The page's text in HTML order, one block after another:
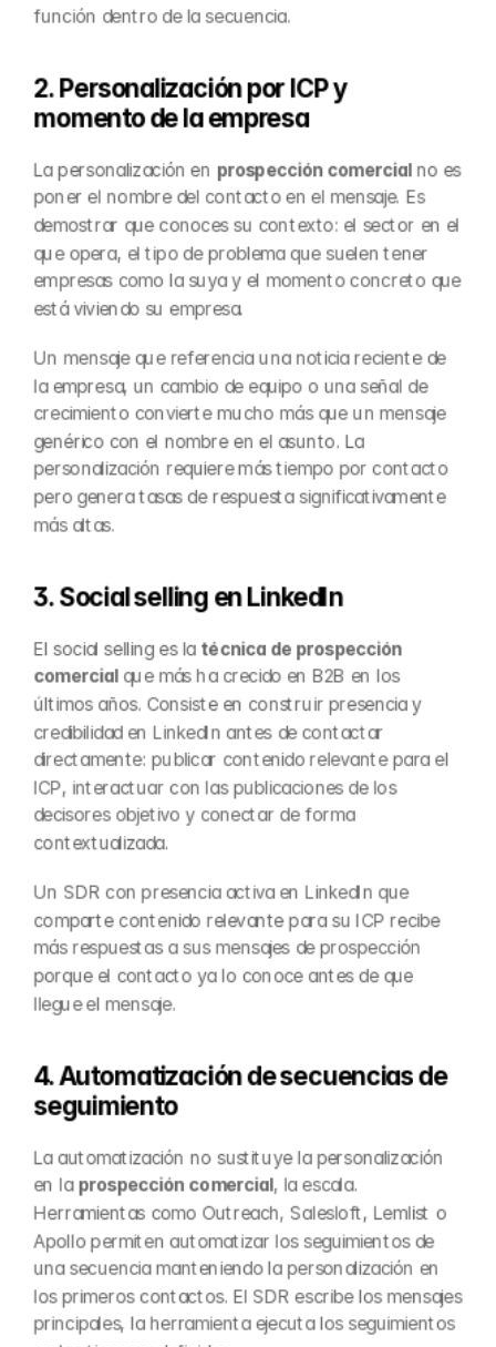
función dentro de la secuencia.
2. Personalización por ICP y
momento de la empresa
La personalización en prospección comercial no es
poner el nombre del contacto en el mensaje. Es
demostrar que conoces su contexto: el sector en el
que opera, el tipo de problema que suelen tener
empresas como la suya y el momento concreto que
está viviendo su empresa.
Un mensaje que referencia una noticia reciente de
la empresa, un cambio de equipo o una señal de
crecimiento convierte mucho más que un mensaje
genérico con el nombre en el asunto. La
personalización requiere más tiempo por contacto
pero genera tasas de respuesta significativamente
más altas.
3. Social selling en LinkedIn
El social selling es la técnica de prospección
comercial que más ha crecido en B2B en los
últimos años. Consiste en construir presencia y
credibilidad en LinkedIn antes de contactar
directamente: publicar contenido relevante para el
ICP, interactuar con las publicaciones de los
decisores objetivo y conectar de forma
contextualizada.
Un SDR con presencia activa en LinkedIn que
comparte contenido relevante para su ICP recibe
más respuestas a sus mensajes de prospección
porque el contacto ya lo conoce antes de que
llegue el mensaje.
4. Automatización de secuencias de
seguimiento
La automatización no sustituye la personalización
en la prospección comercial, la escala.
Herramientas como Outreach, Salesloft, Lemlist o
Apollo permiten automatizar los seguimientos de
una secuencia manteniendo la personalización en
los primeros contactos. El SDR escribe los mensajes
principales, la herramienta ejecuta los seguimientos